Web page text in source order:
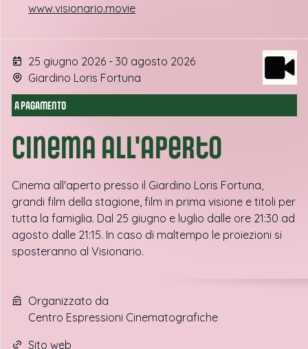
www.visionario.movie
25 giugno 2026 - 30 agosto 2026
Giardino Loris Fortuna
A PAGAMENTO
Cinema all'aperto
Cinema all'aperto presso il Giardino Loris Fortuna,
grandi film della stagione, film in prima visione e titoli per
tutta la famiglia. Dal 25 giugno e luglio dalle ore 21:30 ad
agosto dalle 21:15. In caso di maltempo le proiezioni si
sposteranno al Visionario.
Organizzato da
Centro Espressioni Cinematografiche
Sito web